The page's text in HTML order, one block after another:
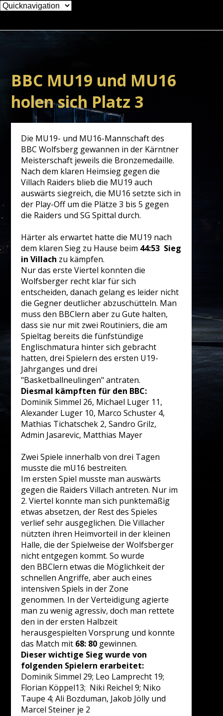
Zielseite
BBC MU19 und MU16
holen sich Platz 3
Die MU19- und MU16-Mannschaft des
BBC Wolfsberg gewannen in der Kärntner
Meisterschaft jeweils die Bronzemedaille.
Nach dem klaren Heimsieg gegen die
Villach Raiders blieb die MU19 auch
auswärts siegreich, die MU16 setzte sich in
der Play-Off um die Plätze 3 bis 5 gegen
die Raiders und SG Spittal durch.
Härter als erwartet hatte die MU19 nach
dem klaren Sieg zu Hause beim 44:53 Sieg
in Villach zu kämpfen.
Nur das erste Viertel konnten die
Wolfsberger recht klar für sich
entscheiden, danach gelang es leider nicht
die Gegner deutlicher abzuschütteln. Man
muss den BBClern aber zu Gute halten,
dass sie nur mit zwei Routiniers, die am
Spieltag bereits die fünfstündige
Englischmatura hinter sich gebracht
hatten, drei Spielern des ersten U19-
Jahrganges und drei
"Basketballneulingen" antraten.
Diesmal kämpften für den BBC:
Dominik Simmel 26, Michael Luger 11,
Alexander Luger 10, Marco Schuster 4,
Mathias Tichatschek 2, Sandro Grilz,
Admin Jasarevic, Matthias Mayer
Zwei Spiele innerhalb von drei Tagen
musste die mU16 bestreiten.
Im ersten Spiel musste man auswärts
gegen die Raiders Villach antreten. Nur im
2. Viertel konnte man sich punktemäßig
etwas absetzen, der Rest des Spieles
verlief sehr ausgeglichen. Die Villacher
nützten ihren Heimvorteil in der kleinen
Halle, die der Spielweise der Wolfsberger
nicht entgegen kommt. So wurde
den BBClern etwas die Möglichkeit der
schnellen Angriffe, aber auch eines
intensiven Spiels in der Zone
genommen. In der Verteidigung agierte
man zu wenig agressiv, doch man rettete
den in der ersten Halbzeit
herausgespielten Vorsprung und konnte
das Match mit 68: 80 gewinnen.
Dieser wichtige Sieg wurde von
folgenden Spielern erarbeitet:
Dominik Simmel 29; Leo Lamprecht 19;
Florian Köppel13; Niki Reichel 9; Niko
Taupe 4; Ali Bozduman, Jakob Jölly und
Marcel Steiner je 2